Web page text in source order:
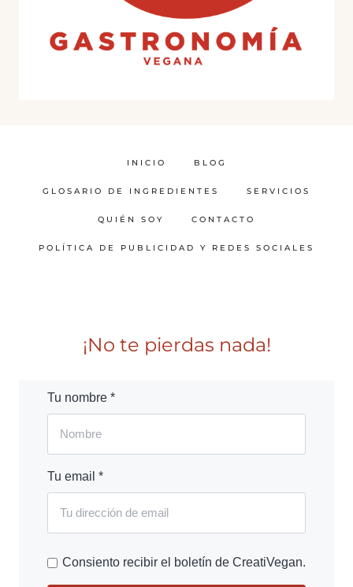
INICIO BLOG
GLOSARIO DE INGREDIENTES SERVICIOS
QUIÉN SOY CONTACTO
POLÍTICA DE PUBLICIDAD Y REDES SOCIALES
¡No te pierdas nada!
Tu nombre *
Tu email *
Consiento recibir el boletín de CreatiVegan.